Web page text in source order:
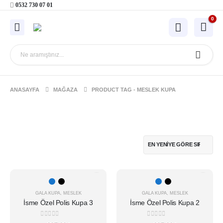
0532 730 07 01
0
ANASAYFA MAĞAZA PRODUCT TAG - MESLEK KUPA
varyasyonu
GALA KUPA, MESLEK
İsme Özel Polis Kupa 3
varyasyonu
GALA KUPA, MESLEK
İsme Özel Polis Kupa 2